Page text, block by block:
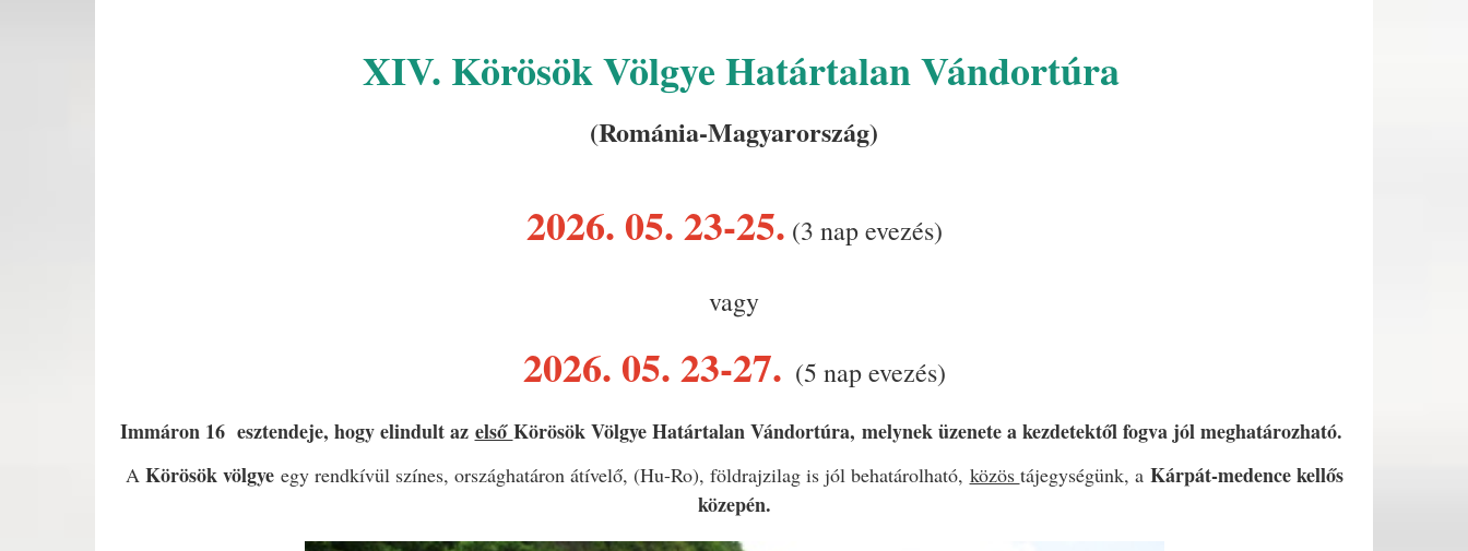
XIV. Körösök VölgyeHatártalan Vándortúra
(Románia-Magyarország)
2026. 05. 23-25. (3 nap evezés)
vagy
2026. 05. 23-27. (5 nap evezés)
Immáron 16 esztendeje, hogy elindult az elsőKörösök VölgyeHatártalan Vándortúra, melynek üzenete a kezdetektől fogva jól meghatározható.
A Körösök völgye egy rendkívül színes, országhatáron átívelő, (Hu-Ro), földrajzilag is jól behatárolható, közös tájegységünk, a Kárpát-medence kellős
közepén.